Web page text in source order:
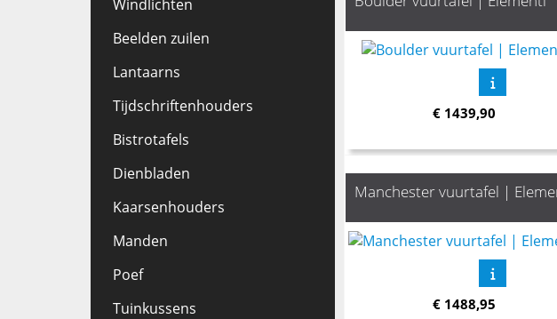
Windlichten
Beelden zuilen
Lantaarns
Tijdschriftenhouders
Bistrotafels
Dienbladen
Kaarsenhouders
Manden
Poef
Tuinkussens
€ 1439,90
Manchester vuurtafel |
€ 1488,95